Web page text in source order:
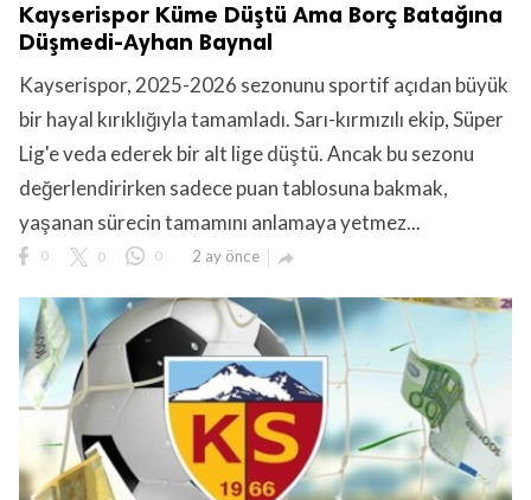
Kayserispor Küme Düştü Ama Borç Batağına
Düşmedi-Ayhan Baynal
Kayserispor, 2025-2026 sezonunu sportif açıdan büyük
bir hayal kırıklığıyla tamamladı. Sarı-kırmızılı ekip, Süper
Lig'e veda ederek bir alt lige düştü. Ancak bu sezonu
değerlendirirken sadece puan tablosuna bakmak,
yaşanan sürecin tamamını anlamaya yetmez...
0 0 0 2 ay önce 